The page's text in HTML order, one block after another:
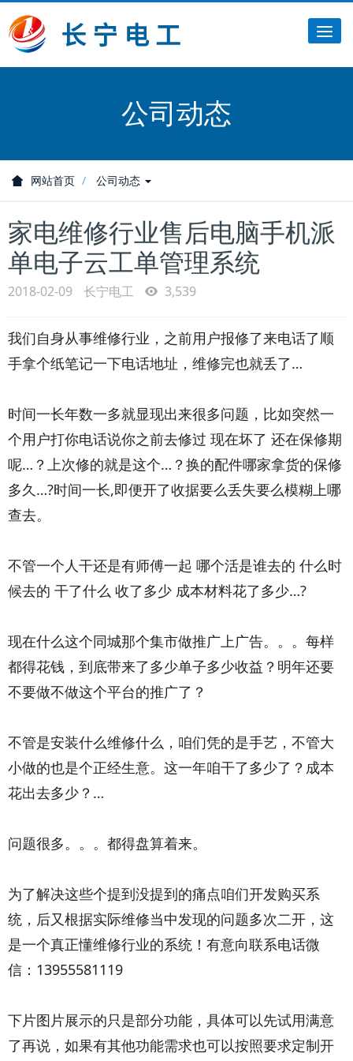
公司动态
网站首页 公司动态
家电维修行业售后电脑手机派
单电子云工单管理系统
2018-02-09 长宁电工 3,539
我们自身从事维修行业，之前用户报修了来电话了顺
手拿个纸笔记一下电话地址，维修完也就丢了…
时间一长年数一多就显现出来很多问题，比如突然一
个用户打你电话说你之前去修过 现在坏了 还在保修期
呢…？上次修的就是这个…？换的配件哪家拿货的保修
多久…?时间一长,即便开了收据要么丢失要么模糊上哪
查去。
不管一个人干还是有师傅一起 哪个活是谁去的 什么时
候去的 干了什么 收了多少 成本材料花了多少…?
现在什么这个同城那个集市做推广上广告。。。每样
都得花钱，到底带来了多少单子多少收益？明年还要
不要做不做这个平台的推广了？
不管是安装什么维修什么，咱们凭的是手艺，不管大
小做的也是个正经生意。这一年咱干了多少了？成本
花出去多少？…
问题很多。。。都得盘算着来。
为了解决这些个提到没提到的痛点咱们开发购买系
统，后又根据实际维修当中发现的问题多次二开，这
是一个真正懂维修行业的系统！有意向联系电话微
信：13955581119
下片图片展示的只是部分功能，具体可以先试用满意
了再说，如果有其他功能需求也可以按照要求定制开